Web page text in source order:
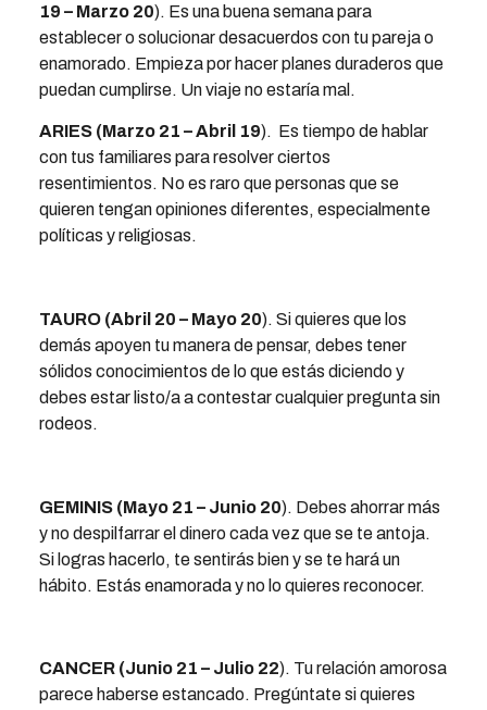
19 – Marzo 20). Es una buena semana para
establecer o solucionar desacuerdos con tu pareja o
enamorado. Empieza por hacer planes duraderos que
puedan cumplirse. Un viaje no estaría mal.
ARIES (Marzo 21 – Abril 19). Es tiempo de hablar
con tus familiares para resolver ciertos
resentimientos. No es raro que personas que se
quieren tengan opiniones diferentes, especialmente
políticas y religiosas.
TAURO (Abril 20 – Mayo 20). Si quieres que los
demás apoyen tu manera de pensar, debes tener
sólidos conocimientos de lo que estás diciendo y
debes estar listo/a a contestar cualquier pregunta sin
rodeos.
GEMINIS (Mayo 21 – Junio 20). Debes ahorrar más
y no despilfarrar el dinero cada vez que se te antoja.
Si logras hacerlo, te sentirás bien y se te hará un
hábito. Estás enamorada y no lo quieres reconocer.
CANCER (Junio 21 – Julio 22). Tu relación amorosa
parece haberse estancado. Pregúntate si quieres